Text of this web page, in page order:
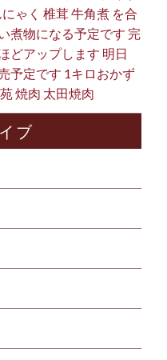
ゃく 椎茸 牛角煮 を合
煮物になる予定です 完
どアップします 明日
予定です 1キロおかず
焼肉 太田焼肉
ブ